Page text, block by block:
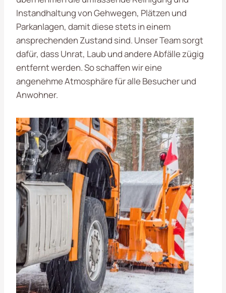
Instandhaltung von Gehwegen, Plätzen und
Parkanlagen, damit diese stets in einem
ansprechenden Zustand sind. Unser Team sorgt
dafür, dass Unrat, Laub und andere Abfälle zügig
entfernt werden. So schaffen wir eine
angenehme Atmosphäre für alle Besucher und
Anwohner.